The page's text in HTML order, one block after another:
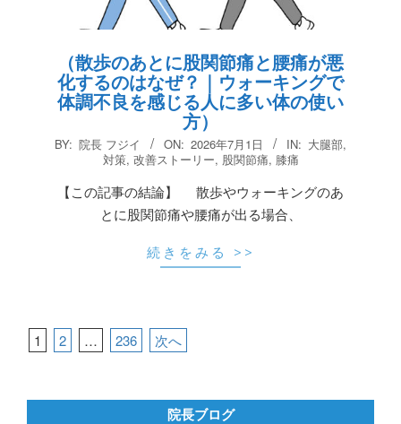
（散歩のあとに股関節痛と腰痛が悪
化するのはなぜ？｜ウォーキングで
体調不良を感じる人に多い体の使い
方）
2026-
BY: 院長 フジイ ON: 2026年7月1日 IN: 大腿部,
対策, 改善ストーリー, 股関節痛, 膝痛
【この記事の結論】 散歩やウォーキングのあ
とに股関節痛や腰痛が出る場合、
続きをみる >>
投
の
1 2 … 236 次へ
院長ブログ